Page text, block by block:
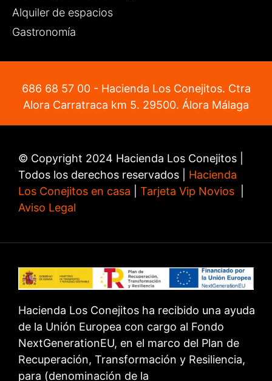
Alquiler de espacios
Gastronomía
686 68 57 00- Hacienda Los Conejitos. Ctra
Alora Carratraca km 5. 29500. Álora Málaga
© Copyright 2024 Hacienda Los Conejitos |
Todos los derechos reservados | Hacienda
Los Conejitos en casa
Tarjeta Vip Novios
Aviso Legal
Hacienda Los Conejitos ha recibido una ayuda
de la Unión Europea con cargo al Fondo
NextGenerationEU, en el marco del Plan de
Recuperación, Transformación y Resiliencia,
para (denominación de la